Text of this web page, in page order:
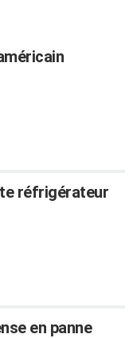
réfrigérateur
en panne